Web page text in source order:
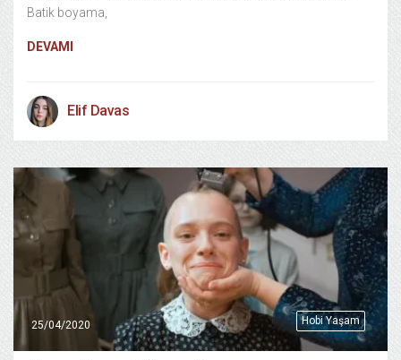
Batik boyama,
DEVAMI
Elif Davas
Hobi Yaşam
25/04/2020